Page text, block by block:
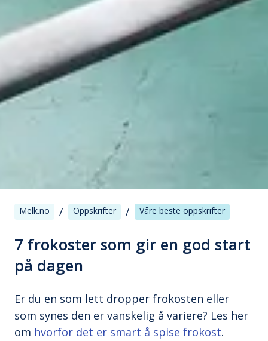
Melk.no / Oppskrifter / Våre beste oppskrifter
7 frokoster som gir en god start
på dagen
Er du en som lett dropper frokosten eller
som synes den er vanskelig å variere? Les her
om hvorfor det er smart å spise frokost.